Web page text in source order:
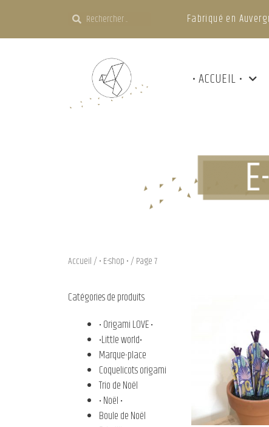
Fabriqué en
• ACCUEIL •
Accueil/• E-shop •/ Page 7
Catégories de produits
• Origami LOVE •
•Little world•
Marque-place
Coquelicots origami
Trio de Noël
• Noël •
Boule de Noël